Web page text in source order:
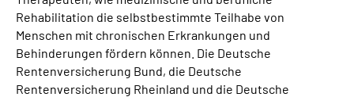
Rehabilitation die selbstbestimmte Teilhabe von
Menschen mit chronischen Erkrankungen und
Behinderungen fördern können. Die Deutsche
Rentenversicherung Bund, die Deutsche
Rentenversicherung Rheinland und die Deutsche